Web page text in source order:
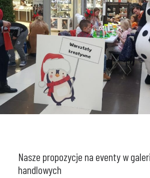
Nasze propozycje na eventy w
handlowych